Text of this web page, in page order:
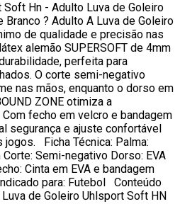
Soft Hn - Adulto Luva de Goleiro
? Adulto A Luva de Goleiro
de qualidade e precisão nas
alemão SUPERSOFT de 4mm
perfeita para
O corte semi-negativo
nas mãos, enquanto o dorso em
ZONE otimiza a
fecho em velcro e bandagem
segurança e ajuste confortável
jogos. Ficha Técnica: Palma:
Corte: Semi-negativo Dorso: EVA
Cinta em EVA e bandagem
para: Futebol Conteúdo
de Goleiro Uhlsport Soft HN